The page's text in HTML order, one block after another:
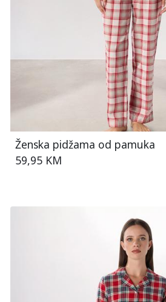
Ženska pidžama od pamuka
59,95 KM